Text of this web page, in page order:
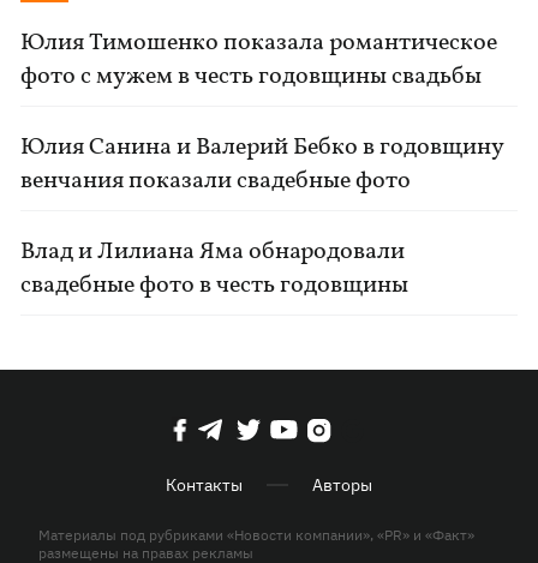
Юлия Тимошенко показала романтическое
фото с мужем в честь годовщины свадьбы
Юлия Санина и Валерий Бебко в годовщину
венчания показали свадебные фото
Влад и Лилиана Яма обнародовали
свадебные фото в честь годовщины
Контакты Авторы
Материалы под рубриками «Новости компании», «PR» и «Факт»
размещены на правах рекламы